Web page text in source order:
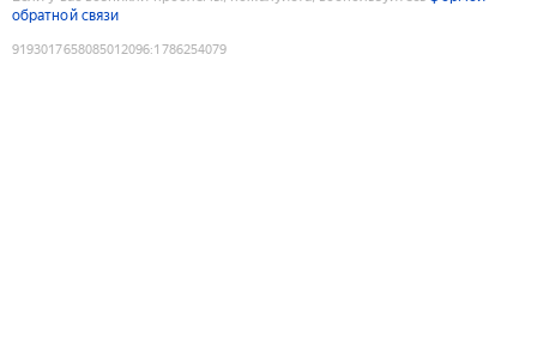
обратной связи
9193017658085012096:1786254079